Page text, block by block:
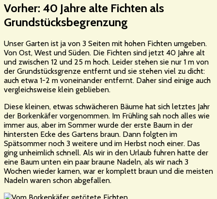
Vorher: 40 Jahre alte Fichten als
Grundstücksbegrenzung
Unser Garten ist ja von 3 Seiten mit hohen Fichten umgeben.
Von Ost, West und Süden. Die Fichten sind jetzt 40 Jahre alt
und zwischen 12 und 25 m hoch. Leider stehen sie nur 1 m von
der Grundstücksgrenze entfernt und sie stehen viel zu dicht:
auch etwa 1-2 m voneinander entfernt. Daher sind einige auch
vergleichsweise klein geblieben.
Diese kleinen, etwas schwächeren Bäume hat sich letztes Jahr
der Borkenkäfer vorgenommen. Im Frühling sah noch alles wie
immer aus, aber im Sommer wurde der erste Baum in der
hintersten Ecke des Gartens braun. Dann folgten im
Spätsommer noch 3 weitere und im Herbst noch einer. Das
ging unheimlich schnell. Als wir in den Urlaub fuhren hatte der
eine Baum unten ein paar braune Nadeln, als wir nach 3
Wochen wieder kamen, war er komplett braun und die meisten
Nadeln waren schon abgefallen.